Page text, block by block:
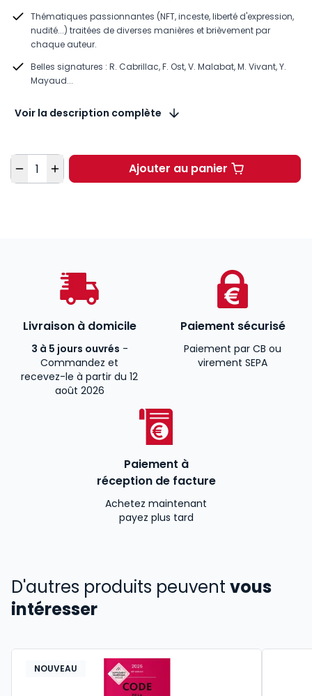
Thématiques passionnantes (NFT, inceste, liberté d'expression,
nudité...) traitées de diverses manières et brièvement par
chaque auteur.
Belles signatures : R. Cabrillac, F. Ost, V. Malabat, M. Vivant, Y.
Mayaud...
Voir la description complète
Quantité Ajouter au panierLe droit saisi par l'art
Livraison à domicile
3 à 5 jours ouvrés -
Commandez et
recevez-le à partir du 12
août 2026
Paiement sécurisé
Paiement par CB ou
virement SEPA
Paiement à
réception de facture
Achetez maintenant
payez plus tard
D'autres produits peuvent vous
intéresser
NOUVEAU